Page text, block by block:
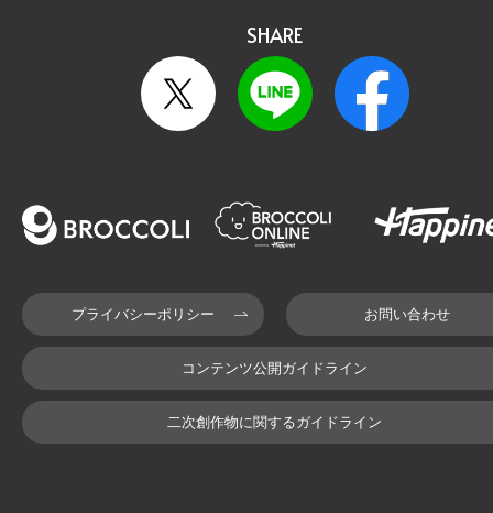
SHARE
プライバシーポリシー お問い合わせ
コンテンツ公開ガイドライン
二次創作物に関するガイドライン